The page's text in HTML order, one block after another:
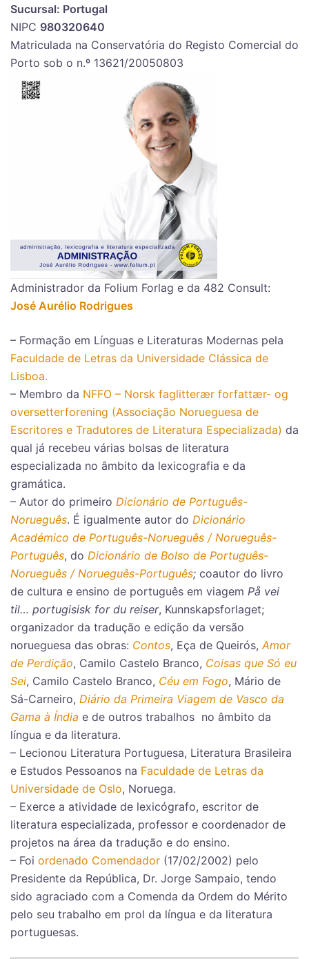
Sucursal: Portugal
NIPC 980320640
Matriculada na Conservatória do Registo Comercial do
Porto sob o n.º 13621/20050803
Administrador da Folium Forlag e da 482 Consult:
José Aurélio Rodrigues
– Formação em Línguas e Literaturas Modernas pela
Faculdade de Letras da Universidade Clássica de
Lisboa.
– Membro da NFFO – Norsk faglitterær forfattær- og
oversetterforening (Associação Norueguesa de
Escritores e Tradutores de Literatura Especializada) da
qual já recebeu várias bolsas de literatura
especializada no âmbito da lexicografia e da
gramática.
– Autor do primeiro Dicionário de Português-
Norueguês. É igualmente autor do Dicionário
Académico de Português-Norueguês / Norueguês-
Português, do Dicionário de Bolso de Português-
Norueguês / Norueguês-Português; coautor do livro
de cultura e ensino de português em viagem På vei
til… portugisisk for du reiser, Kunnskapsforlaget;
organizador da tradução e edição da versão
norueguesa das obras: Contos, Eça de Queirós,Amor
de Perdição, Camilo Castelo Branco, Coisas que Só eu
Sei, Camilo Castelo Branco, Céu em Fogo, Mário de
Sá-Carneiro, Diário da Primeira Viagem de Vasco da
Gama à Índia e de outros trabalhos no âmbito da
língua e da literatura.
– Lecionou Literatura Portuguesa, Literatura Brasileira
e Estudos Pessoanos na Faculdade de Letras da
Universidade de Oslo, Noruega.
– Exerce a atividade de lexicógrafo, escritor de
literatura especializada, professor e coordenador de
projetos na área da tradução e do ensino.
– Foi ordenado Comendador (17/02/2002) pelo
Presidente da República, Dr. Jorge Sampaio, tendo
sido agraciado com a Comenda da Ordem do Mérito
pelo seu trabalho em prol da língua e da literatura
portuguesas.